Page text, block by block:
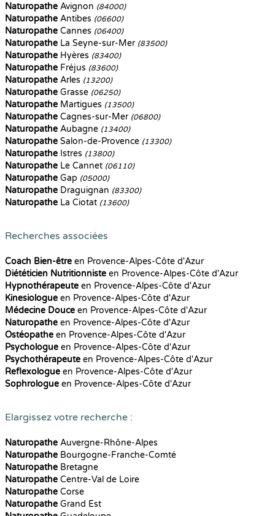
Naturopathe Avignon (84000)
Naturopathe Antibes (06600)
Naturopathe Cannes (06400)
Naturopathe La Seyne-sur-Mer (83500)
Naturopathe Hyères (83400)
Naturopathe Fréjus (83600)
Naturopathe Arles (13200)
Naturopathe Grasse (06250)
Naturopathe Martigues (13500)
Naturopathe Cagnes-sur-Mer (06800)
Naturopathe Aubagne (13400)
Naturopathe Salon-de-Provence (13300)
Naturopathe Istres (13800)
Naturopathe Le Cannet (06110)
Naturopathe Gap (05000)
Naturopathe Draguignan (83300)
Naturopathe La Ciotat (13600)
Recherches associées
Coach Bien-être en Provence-Alpes-Côte d'Azur
Diététicien Nutritionniste en Provence-Alpes-Côte d'Azur
Hypnothérapeute en Provence-Alpes-Côte d'Azur
Kinesiologue en Provence-Alpes-Côte d'Azur
Médecine Douce en Provence-Alpes-Côte d'Azur
Naturopathe en Provence-Alpes-Côte d'Azur
Ostéopathe en Provence-Alpes-Côte d'Azur
Psychologue en Provence-Alpes-Côte d'Azur
Psychothérapeute en Provence-Alpes-Côte d'Azur
Reflexologue en Provence-Alpes-Côte d'Azur
Sophrologue en Provence-Alpes-Côte d'Azur
Elargissez votre recherche :
Naturopathe Auvergne-Rhône-Alpes
Naturopathe Bourgogne-Franche-Comté
Naturopathe Bretagne
Naturopathe Centre-Val de Loire
Naturopathe Corse
Naturopathe Grand Est